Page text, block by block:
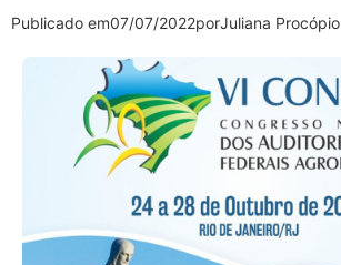
Publicado em07/07/2022porJuliana Procópio